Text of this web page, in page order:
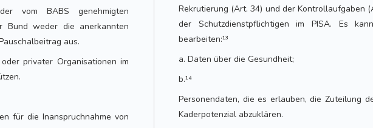
vom BABS genehmigten
Bund weder die anerkannten
aus.
privater Organisationen im
für die Inanspruchnahme von
Rekrutierung (Art. 34) und der Kontrollaufgaben
der Schutzdienstpflichtigen im PISA. Es
bearbeiten:¹³
a. Daten über die Gesundheit;
b.¹⁴
Personendaten, die es erlauben, die Zuteilung
Kaderpotenzial abzuklären.